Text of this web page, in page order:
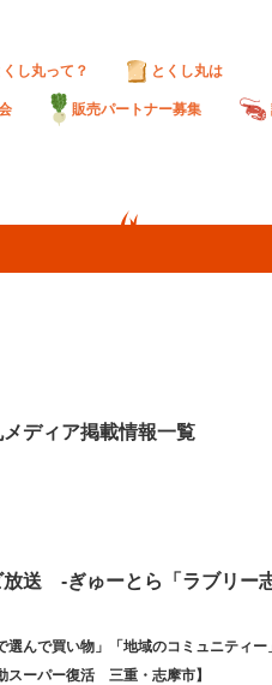
くし丸って？ とくし丸は
販売パートナー募集
メディア掲載情報一覧
放送 -ぎゅーとら「ラブリー
選んで買い物」「地域のコミュニティー
スーパー復活 三重・志摩市】